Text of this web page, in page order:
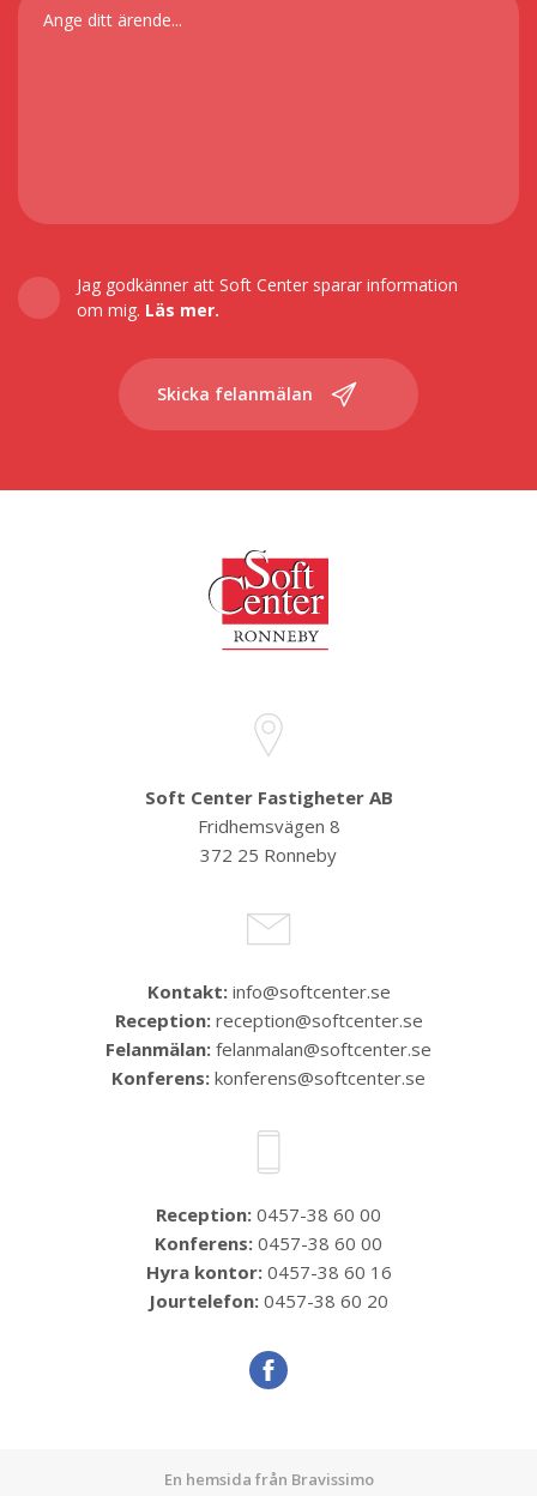
Jag godkänner att Soft Center sparar information
om mig. Läs mer.
Skicka felanmälan
Soft Center Fastigheter AB
Fridhemsvägen 8
372 25 Ronneby
Kontakt: info@softcenter.se
Reception: reception@softcenter.se
Felanmälan: felanmalan@softcenter.se
Konferens: konferens@softcenter.se
Reception: 0457-38 60 00
Konferens: 0457-38 60 00
Hyra kontor: 0457-38 60 16
Jourtelefon: 0457-38 60 20
En hemsida från Bravissimo